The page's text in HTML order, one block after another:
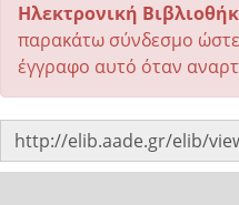
Ηλεκτρονική
παρακάτω σύνδεσμο
έγγραφο αυτό όταν